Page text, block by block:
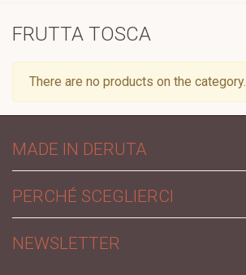
FRUTTA TOSCA
There are no products on the category.
MADE IN DERUTA
PERCHÉ SCEGLIERCI
NEWSLETTER